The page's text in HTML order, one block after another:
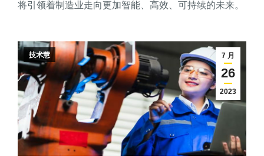
将引领着制造业走向更加智能、高效、可持续的未来。
7 月
26
2023
技术慧